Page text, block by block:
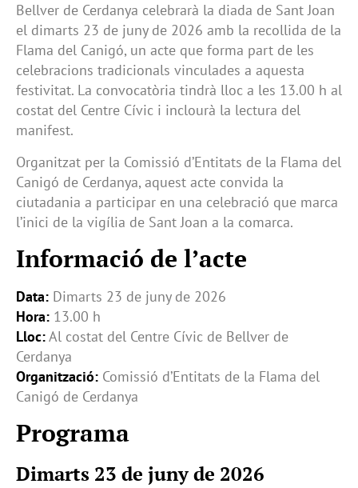
Bellver de Cerdanya celebrarà la diada de Sant Joan
el dimarts 23 de juny de 2026 amb la recollida de la
Flama del Canigó, un acte que forma part de les
celebracions tradicionals vinculades a aquesta
festivitat. La convocatòria tindrà lloc a les 13.00 h al
costat del Centre Cívic i inclourà la lectura del
manifest.
Organitzat per la Comissió d’Entitats de la Flama del
Canigó de Cerdanya, aquest acte convida la
ciutadania a participar en una celebració que marca
l’inici de la vigília de Sant Joan a la comarca.
Informació de l’acte
Data: Dimarts 23 de juny de 2026
Hora: 13.00 h
Lloc:Al costat del Centre Cívic de Bellver de
Cerdanya
Organització: Comissió d’Entitats de la Flama del
Canigó de Cerdanya
Programa
Dimarts 23 de juny de 2026